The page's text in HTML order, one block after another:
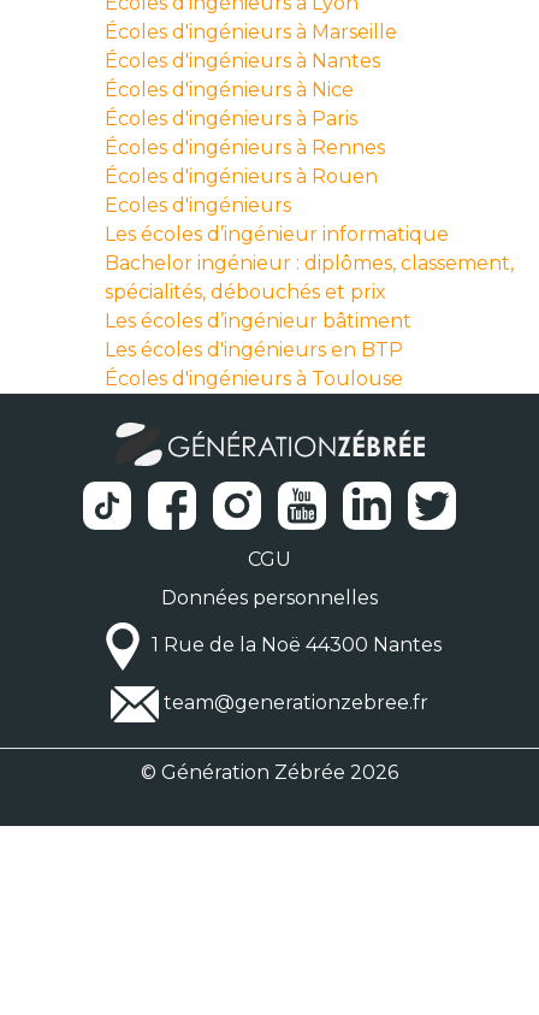
Écoles d'ingénieurs à Marseille
Écoles d'ingénieurs à Nantes
Écoles d'ingénieurs à Nice
Écoles d'ingénieurs à Paris
Écoles d'ingénieurs à Rennes
Écoles d'ingénieurs à Rouen
Ecoles d'ingénieurs
Les écoles d’ingénieur informatique
Bachelor ingénieur : diplômes, classement,
spécialités, débouchés et prix
Les écoles d’ingénieur bâtiment
Les écoles d'ingénieurs en BTP
Écoles d'ingénieurs à Toulouse
CGU
Données personnelles
1 Rue de la Noë 44300 Nantes
team@generationzebree.fr
© Génération Zébrée 2026